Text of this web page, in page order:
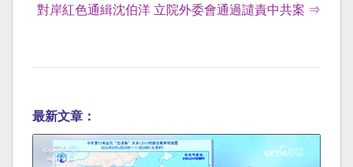
對岸紅色通緝沈伯洋 立院外委會通過譴責中共案 ⇒
最新文章：